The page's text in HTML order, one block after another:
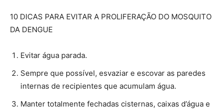
10 DICAS PARA EVITAR A PROLIFERAÇÃO DO MOSQUITO
DA DENGUE
Evitar água parada.
Sempre que possível, esvaziar e escovar as paredes
internas de recipientes que acumulam água.
Manter totalmente fechadas cisternas, caixas d’água e